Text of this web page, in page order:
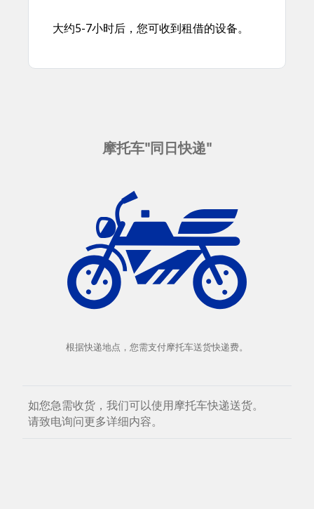
大约5-7小时后，您可收到租借的设备。
摩托车"同日快递"
根据快递地点，您需支付摩托车送货快递费。
如您急需收货，我们可以使用摩托车快递送货。
请致电询问更多详细内容。